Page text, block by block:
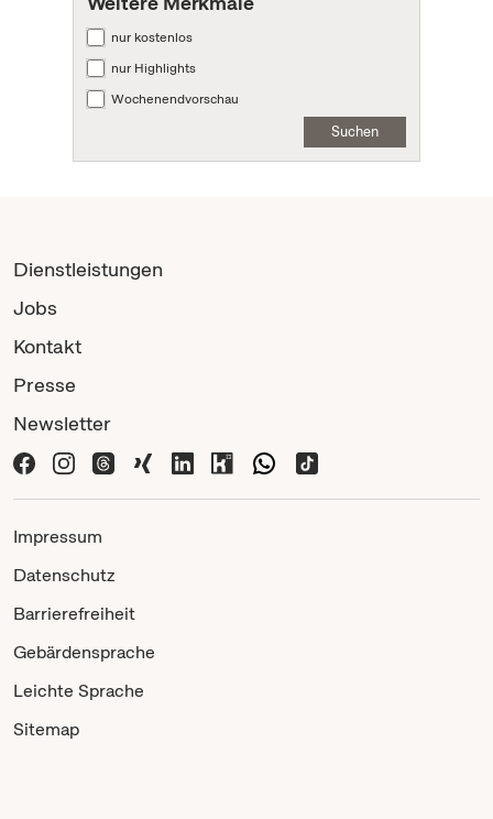
nur kostenlos
nur Highlights
Wochenendvorschau
Suchen
Dienstleistungen
Jobs
Kontakt
Presse
Newsletter
Impressum
Datenschutz
Barrierefreiheit
Gebärdensprache
Leichte Sprache
Sitemap